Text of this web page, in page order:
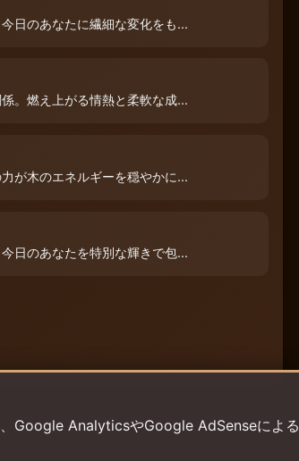
日のあなたに繊細な変化をも...
。燃え上がる情熱と柔軟な成...
が木のエネルギーを穏やかに...
日のあなたを特別な輝きで包...
Google AnalyticsやGoogle AdSenseによる